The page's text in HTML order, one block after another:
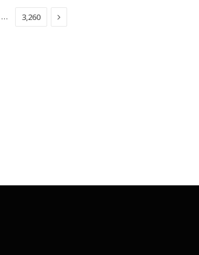
… 3,260 Next